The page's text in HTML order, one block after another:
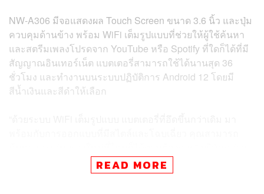
NW-A306 มีจอแสดงผล Touch Screen ขนาด 3.6 นิ้ว และปุ่ม
ควบคุมด้านข้าง พร้อม WiFi เต็มรูปแบบที่ช่วยให้ผู้ใช้ค้นหา
และสตรีมเพลงโปรดจาก YouTube หรือ Spotify ที่ใดก็ได้ที่มี
สัญญาณอินเทอร์เน็ต แบตเตอรี่สามารถใช้ได้นานสุด 36
ชั่วโมง และทำงานบนระบบปฏิบัติการ Android 12 โดยมี
สีน้ำเงินและสีดำให้เลือก
ตัวเครื่องสามารถเชื่อมกับคอมพิวเตอร์ผ่านสาย USB-C ได้
READ MORE